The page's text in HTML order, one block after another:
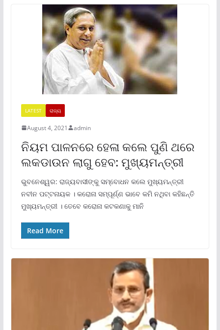
LATEST ରାଜ୍ୟ
August 4, 2021 admin
ନିୟମ ପାଳନରେ ହେଳା କଲେ ପୁଣି ଥରେ
ଲକଡାଉନ ଲାଗୁ ହେବ: ମୁଖ୍ୟମନ୍ତ୍ରୀ
ଭୁବନେଶ୍ୱର: ରାଜ୍ୟବାସୀଙ୍କୁ ସମ୍ବୋଧନ କଲେ ମୁଖ୍ୟମନ୍ତ୍ରୀ
ନବୀନ ପଟ୍ଟନାୟକ । କରୋନା ସମ୍ପୂର୍ଣ୍ଣ ଭାବେ କମି ନଥିବା କହିଛନ୍ତି
ମୁଖ୍ୟମନ୍ତ୍ରୀ । ତେବେ କରୋନା କଟକଣାକୁ ମାନି
Read More